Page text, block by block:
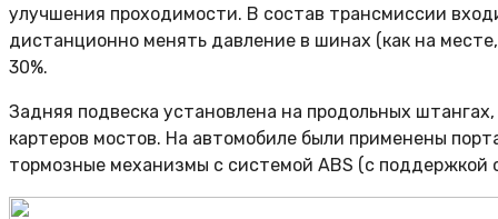
улучшения проходимости. В состав трансмиссии
дистанционно менять давление в шинах (как на
30%.
Задняя подвеска установлена на продольных
картеров мостов. На автомобиле были применены
тормозные механизмы с системой ABS (с